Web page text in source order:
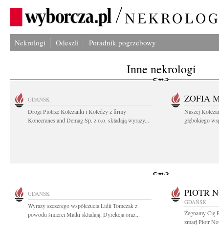
Nekrologi Odeszli Poradnik pogrzebowy
Inne nekrologi
GDAŃSK
Drogi Piotrze Koleżanki i Koledzy z firmy
Konecranes and Demag Sp. z o.o. składają wyrazy...
ZOFIA
Naszej
głębokiego
GDAŃSK
Wyrazy szczerego współczucia Lidii Tomczak z
powodu śmierci Matki składają: Dyrekcja oraz...
PIOTR
GDAŃSK
Żegnamy Cię
zmarł Piotr